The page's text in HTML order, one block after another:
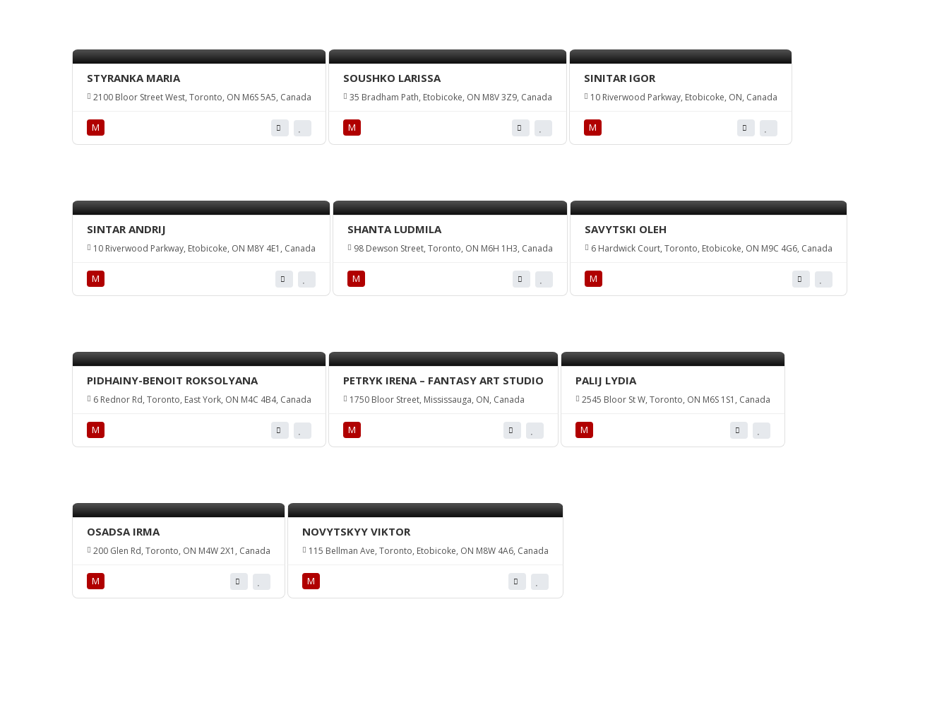
STYRANKA MARIA
2100 Bloor Street West, Toronto, ON M6S 5A5, Canada
М
SOUSHKO LARISSA
35 Bradham Path, Etobicoke, ON M8V 3Z9, Canada
М
SINITAR IGOR
10 Riverwood Parkway, Etobicoke, ON, Canada
М
SINTAR ANDRIJ
10 Riverwood Parkway, Etobicoke, ON M8Y 4E1, Canada
М
SHANTA LUDMILA
98 Dewson Street, Toronto, ON M6H 1H3, Canada
М
SAVYTSKI OLEH
6 Hardwick Court, Toronto, Etobicoke, ON M9C 4G6, Canada
М
PIDHAINY-BENOIT ROKSOLYANA
6 Rednor Rd, Toronto, East York, ON M4C 4B4, Canada
М
PETRYK IRENA – FANTASY ART STUDIO
1750 Bloor Street, Mississauga, ON, Canada
М
PALIJ LYDIA
2545 Bloor St W, Toronto, ON M6S 1S1, Canada
М
OSADSA IRMA
200 Glen Rd, Toronto, ON M4W 2X1, Canada
М
NOVYTSKYY VIKTOR
115 Bellman Ave, Toronto, Etobicoke, ON M8W 4A6, Canada
М